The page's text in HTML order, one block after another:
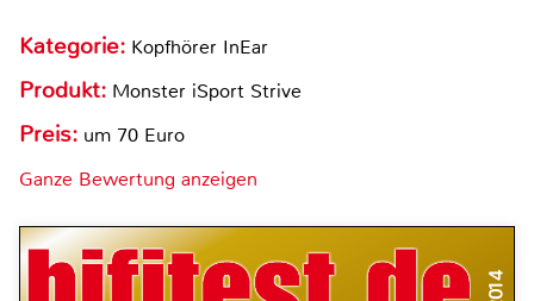
Kategorie: Kopfhörer InEar
Produkt: Monster iSport Strive
Preis: um 70 Euro
Ganze Bewertung anzeigen